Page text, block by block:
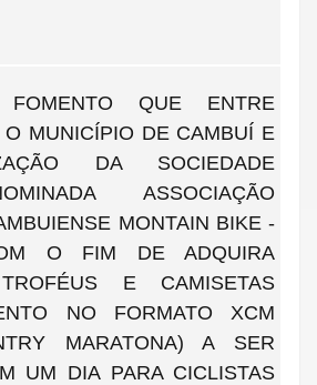
QUE ENTRE
MUNICÍPIO DE CAMBUÍ E
DA SOCIEDADE
ASSOCIAÇÃO
MONTAIN BIKE -
O FIM DE ADQUIRA
E CAMISETAS
NO FORMATO XCM
MARATONA) A SER
UM DIA PARA CICLISTAS